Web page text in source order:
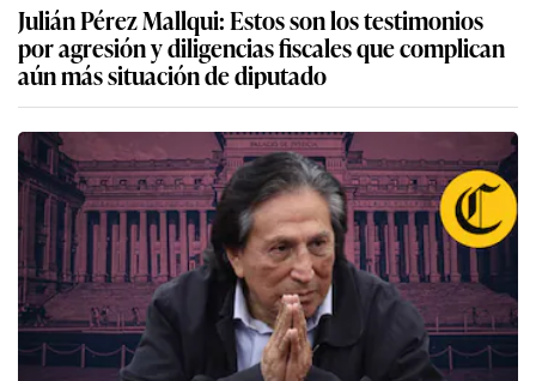
Julián Pérez Mallqui: Estos son los testimonios
por agresión y diligencias fiscales que complican
aún más situación de diputado